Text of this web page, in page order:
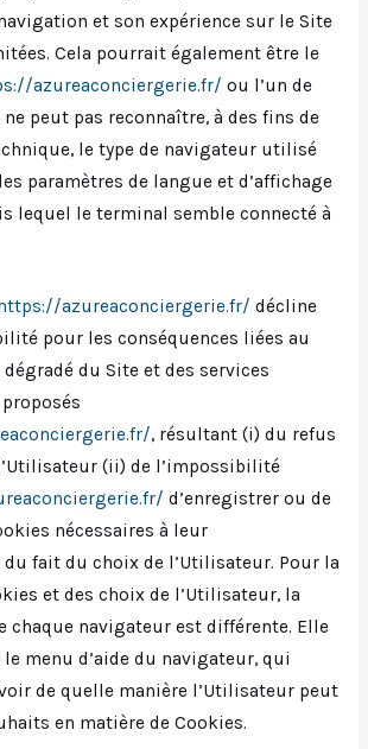
et son expérience sur le Site
Cela pourrait également être le
azureaconciergerie.fr/ ou l’un de
peut pas reconnaître, à des fins de
le type de navigateur utilisé
paramètres de langue et d’affichage
lequel le terminal semble connecté à
https://azureaconciergerie.fr/ décline
pour les conséquences liées au
du Site et des services
, résultant (i) du refus
(ii) de l’impossibilité
d’enregistrer ou de
nécessaires à leur
fait du choix de l’Utilisateur. Pour la
et des choix de l’Utilisateur, la
chaque navigateur est différente. Elle
menu d’aide du navigateur, qui
de quelle manière l’Utilisateur peut
en matière de Cookies.